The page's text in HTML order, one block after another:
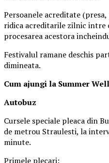
Persoanele acreditate
ridica acreditarile zilnic intre
procesarea acestora
Festivalul ramane deschis
dimineata.
Cum ajungi la Summer Well
Autobuz
Cursele speciale pleaca din
de metrou Straulesti, la
minute.
Primele plecari: